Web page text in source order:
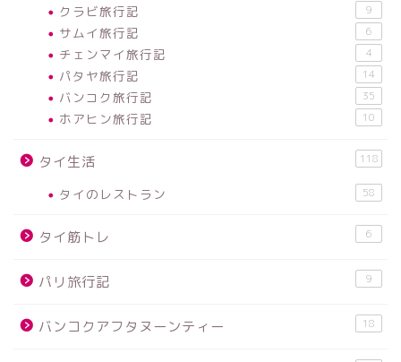
クラビ旅行記 9
サムイ旅行記 6
チェンマイ旅行記 4
パタヤ旅行記 14
バンコク旅行記 35
ホアヒン旅行記 10
タイ生活 118
タイのレストラン 58
タイ筋トレ 6
パリ旅行記 9
バンコクアフタヌーンティー 18